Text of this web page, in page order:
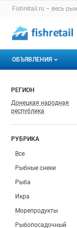
Раздел
Fishretail.ru – весь
Авторизация и
Навигация по
ОБЪЯВЛЕНИЯ
Горячее
Мои объявления
РЕГИОН
Донецкая народная
республика
РУБРИКА
Все
Рыбные снеки
Рыба
Икра
Морепродукты
Рыбопосадочный